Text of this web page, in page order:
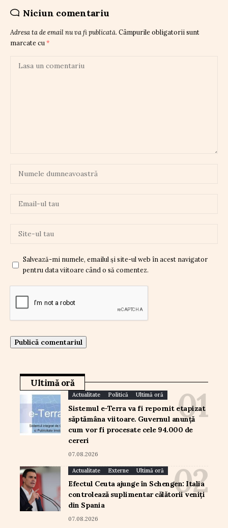
Niciun comentariu
Adresa ta de email nu va fi publicată. Câmpurile obligatorii sunt
marcate cu *
Salvează-mi numele, emailul și site-ul web în acest navigator
pentru data viitoare când o să comentez.
Ultimă oră
Actualitate Politică Ultimă oră
Sistemul e-Terra va fi repornit etapizat
săptămâna viitoare. Guvernul anunță
cum vor fi procesate cele 94.000 de
cereri
07.08.2026
Actualitate Externe Ultimă oră
Efectul Ceuta ajunge în Schengen: Italia
controlează suplimentar călătorii veniți
din Spania
07.08.2026